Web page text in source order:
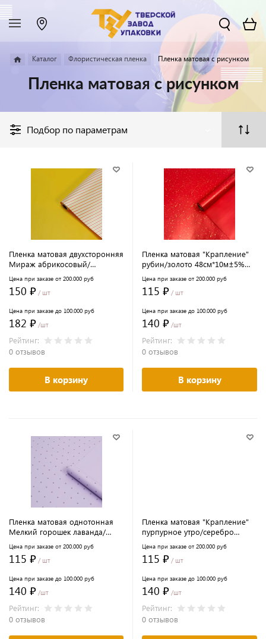
Каталог Флористическая пленка Пленка матовая с рисунком
Пленка матовая с рисунком
Подбор по параметрам
Пленка матовая двухсторонняя
Мираж абрикосовый/
65мкм
Цена при заказе от 200.000 руб
150 ₽ / шт
Цена при заказе до 100.000 руб
182 ₽ /шт
Рейтинг:
0 отзывов
В корзину
Пленка матовая "Крапление"
рубин/золото 48см*10м±5%
Цена при заказе от 200.000 руб
115 ₽ / шт
Цена при заказе до 100.000 руб
140 ₽ /шт
Рейтинг:
0 отзывов
В корзину
Пленка матовая однотонная
Мелкий горошек лаванда/
Цена при заказе от 200.000 руб
115 ₽ / шт
Цена при заказе до 100.000 руб
140 ₽ /шт
Рейтинг:
0 отзывов
Пленка матовая "Крапление"
пурпурное утро/серебро
Цена при заказе от 200.000 руб
115 ₽ / шт
Цена при заказе до 100.000 руб
140 ₽ /шт
Рейтинг:
0 отзывов